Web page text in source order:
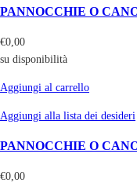
PANNOCCHIE O
€0,00
su disponibilità
Aggiungi al carrello
Aggiungi alla lista dei desideri
PANNOCCHIE O
€0,00